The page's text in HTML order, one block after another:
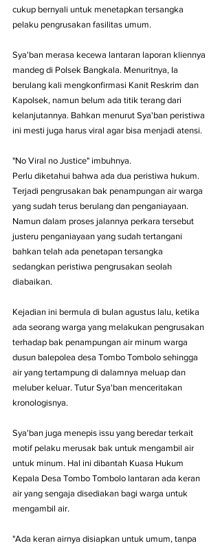
cukup bernyali untuk menetapkan tersangka
pelaku pengrusakan fasilitas umum.
Sya'ban merasa kecewa lantaran laporan kliennya
mandeg di Polsek Bangkala. Menuritnya, Ia
berulang kali mengkonfirmasi Kanit Reskrim dan
Kapolsek, namun belum ada titik terang dari
kelanjutannya. Bahkan menurut Sya'ban peristiwa
ini mesti juga harus viral agar bisa menjadi atensi.
"No Viral no Justice" imbuhnya.
Perlu diketahui bahwa ada dua peristiwa hukum.
Terjadi pengrusakan bak penampungan air warga
yang sudah terus berulang dan penganiayaan.
Namun dalam proses jalannya perkara tersebut
justeru penganiayaan yang sudah tertangani
bahkan telah ada penetapan tersangka
sedangkan peristiwa pengrusakan seolah
diabaikan.
Kejadian ini bermula di bulan agustus lalu, ketika
ada seorang warga yang melakukan pengrusakan
terhadap bak penampungan air minum warga
dusun balepolea desa Tombo Tombolo sehingga
air yang tertampung di dalamnya meluap dan
meluber keluar. Tutur Sya'ban menceritakan
kronologisnya.
Sya'ban juga menepis issu yang beredar terkait
motif pelaku merusak bak untuk mengambil air
untuk minum. Hal ini dibantah Kuasa Hukum
Kepala Desa Tombo Tombolo lantaran ada keran
air yang sengaja disediakan bagi warga untuk
mengambil air.
"Ada keran airnya disiapkan untuk umum, tanpa